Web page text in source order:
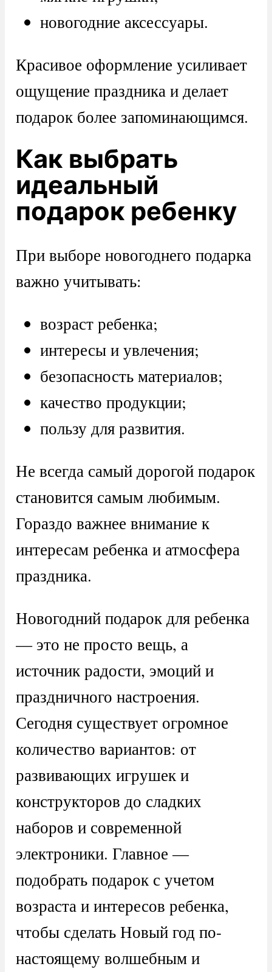
новогодние аксессуары.
Красивое оформление усиливает
ощущение праздника и делает
подарок более запоминающимся.
Как выбрать
идеальный
подарок ребенку
При выборе новогоднего подарка
важно учитывать:
возраст ребенка;
интересы и увлечения;
безопасность материалов;
качество продукции;
пользу для развития.
Не всегда самый дорогой подарок
становится самым любимым.
Гораздо важнее внимание к
интересам ребенка и атмосфера
праздника.
Новогодний подарок для ребенка
— это не просто вещь, а
источник радости, эмоций и
праздничного настроения.
Сегодня существует огромное
количество вариантов: от
развивающих игрушек и
конструкторов до сладких
наборов и современной
электроники. Главное —
подобрать подарок с учетом
возраста и интересов ребенка,
чтобы сделать Новый год по-
настоящему волшебным и